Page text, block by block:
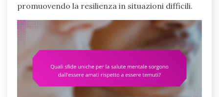
promuovendo la resilienza in situazioni difficili.